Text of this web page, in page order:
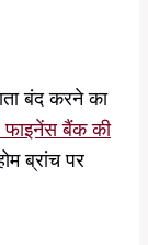
बंद करने का
फाइनेंस बैंक की
ब्रांच पर